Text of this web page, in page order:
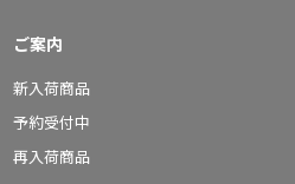
ご案内
新入荷商品
予約受付中
再入荷商品